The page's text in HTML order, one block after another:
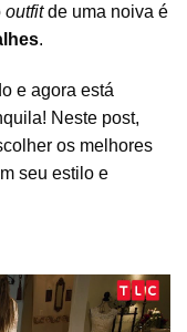
outfitde uma noiva é
.
e agora está
Neste post,
os melhores
seu estilo e